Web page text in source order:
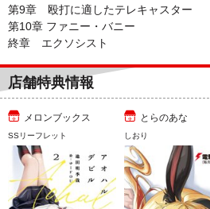
第9章 殴打に適したテレキャスター
第10章 ファニー・バニー
終章 エクソシスト
店舗特典情報
メロンブックス
SSリーフレット
とらのあな
しおり